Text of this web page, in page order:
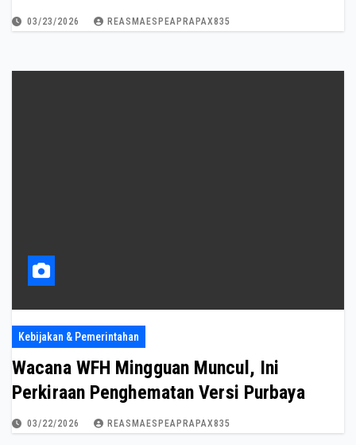
03/23/2026 REASMAESPEAPRAPAX835
Kebijakan & Pemerintahan
Wacana WFH Mingguan Muncul, Ini
Perkiraan Penghematan Versi Purbaya
03/22/2026 REASMAESPEAPRAPAX835